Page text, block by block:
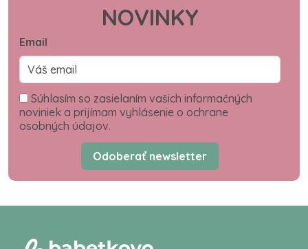
NOVINKY
Email
Súhlasím so zasielaním vašich informačných
noviniek a prijímam vyhlásenie o ochrane
osobných údajov.
Odoberať newsletter